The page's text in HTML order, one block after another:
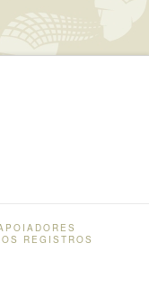
REGISTROS